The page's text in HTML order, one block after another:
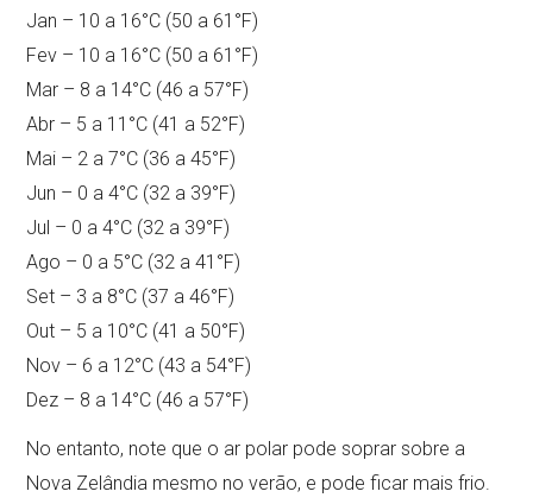
Jan – 10 a 16°C (50 a 61°F)
Fev – 10 a 16°C (50 a 61°F)
Mar – 8 a 14°C (46 a 57°F)
Abr – 5 a 11°C (41 a 52°F)
Mai – 2 a 7°C (36 a 45°F)
Jun – 0 a 4°C (32 a 39°F)
Jul – 0 a 4°C (32 a 39°F)
Ago – 0 a 5°C (32 a 41°F)
Set – 3 a 8°C (37 a 46°F)
Out – 5 a 10°C (41 a 50°F)
Nov – 6 a 12°C (43 a 54°F)
Dez – 8 a 14°C (46 a 57°F)
No entanto, note que o ar polar pode soprar sobre a
Nova Zelândia mesmo no verão, e pode ficar mais frio.